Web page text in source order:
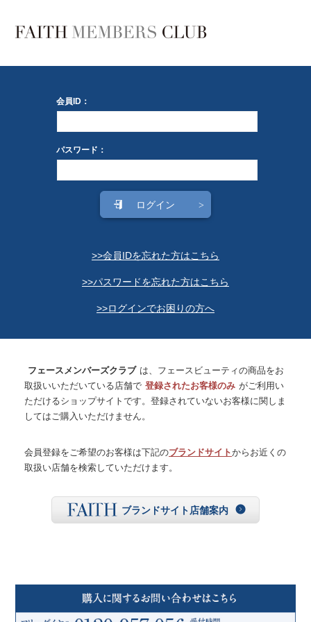
フェースメンバーズクラブ は、フェースビューティの商品をお
取扱いいただいている店舗で 登録されたお客様のみ がご利用い
ただけるショップサイトです。登録されていないお客様に関しま
してはご購入いただけません。
会員登録をご希望のお客様は下記のブランドサイトからお近くの
取扱い店舗を検索していただけます。
ブランドサイト店舗案内
会員ID：
パスワード：
>>会員IDを忘れた方はこちら
>>パスワードを忘れた方はこちら
>>ログインでお困りの方へ